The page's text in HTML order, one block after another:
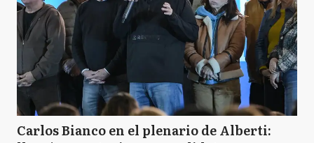
Carlos Bianco en el plenario de Alberti: